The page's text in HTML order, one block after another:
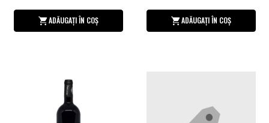
ADĂUGAȚI ÎN COȘ ADĂUGAȚI ÎN COȘ